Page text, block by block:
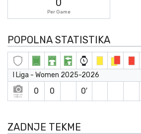
0
Per Game
POPOLNA STATISTIKA
I Liga - Women 2025-2026
0 0 0′
ZADNJE TEKME